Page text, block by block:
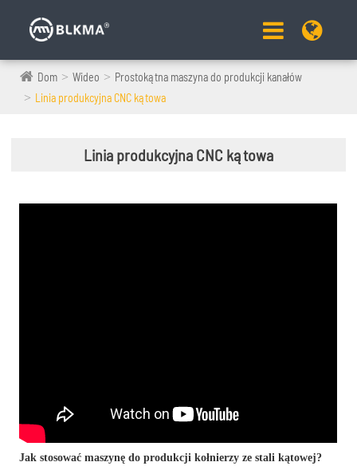
Dom Wideo
Prostokątna maszyna do produkcji kanałów
Linia produkcyjna CNC kątowa
Linia produkcyjna CNC kątowa
Jak stosować maszynę do produkcji kołnierzy ze stali kątowej?